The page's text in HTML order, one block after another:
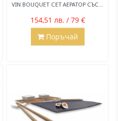
VIN BOUQUET СЕТ АЕРАТОР СЪС...
154,51 лв. / 79 €
Поръчай